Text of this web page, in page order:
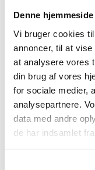
Denne
Vi bruger cookies
annoncer, til at
at analysere vores
din brug af vores
for sociale medier,
analysepartnere.
data med andre
de har indsamlet